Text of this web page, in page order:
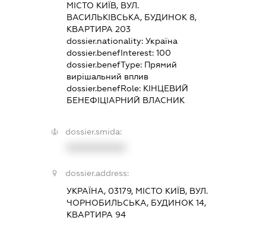
МІСТО КИЇВ, ВУЛ.
ВАСИЛЬКІВСЬКА, БУДИНОК 8,
КВАРТИРА 203
dossier.nationality:Україна
dossier.benefInterest:100
dossier.benefType: Прямий
вирішальний вплив
dossier.benefRole: КІНЦЕВИЙ
БЕНЕФІЦІАРНИЙ ВЛАСНИК
dossier.smida:
dossier.address:
УКРАЇНА, 03179, МІСТО КИЇВ, ВУЛ.
ЧОРНОБИЛЬСЬКА, БУДИНОК 14,
КВАРТИРА 94